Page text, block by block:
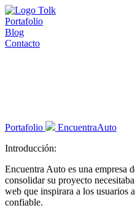
Portafolio
Blog
Contacto
Portafolio
EncuentraAuto
Introducción:
Encuentra Auto es una empresa
consolidar su proyecto
web que inspirara a los usuarios
confiable.